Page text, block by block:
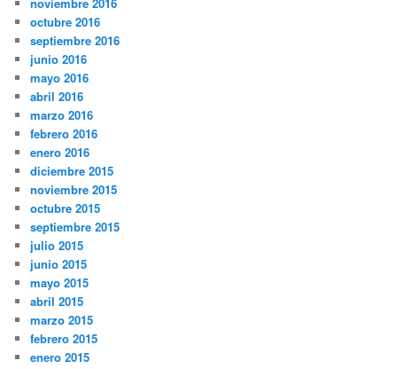
octubre 2016
septiembre 2016
junio 2016
mayo 2016
abril 2016
marzo 2016
febrero 2016
enero 2016
diciembre 2015
noviembre 2015
octubre 2015
septiembre 2015
julio 2015
junio 2015
mayo 2015
abril 2015
marzo 2015
febrero 2015
enero 2015